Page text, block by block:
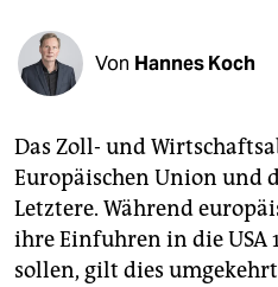
abo
epaper login
Von Hannes Koch
Das Zoll- und
Europäischen Union und
Letztere. Während
ihre Einfuhren in die USA
sollen, gilt dies